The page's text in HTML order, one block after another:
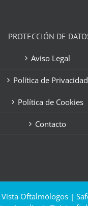
PROTECCIÓN DE
Aviso Legal
Política de Privacidad
Política de Cookies
Contacto
Vista Oftalmólogos |